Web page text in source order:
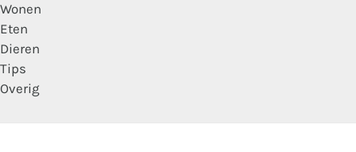
Wonen
Eten
Dieren
Tips
Overig